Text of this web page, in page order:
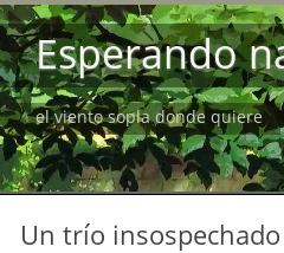
Esperando
el viento sopla donde quiere
Un trío insospechado